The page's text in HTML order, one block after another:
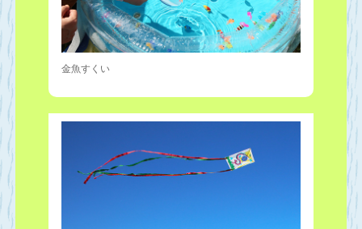
金魚すくい